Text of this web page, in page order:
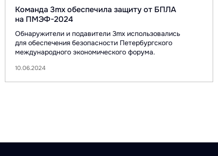
Команда 3mx обеспечила защиту от БПЛА
на ПМЭФ-2024
Обнаружители и подавители 3mx использовались
для обеспечения безопасности Петербургского
международного экономического форума.
10.06.2024